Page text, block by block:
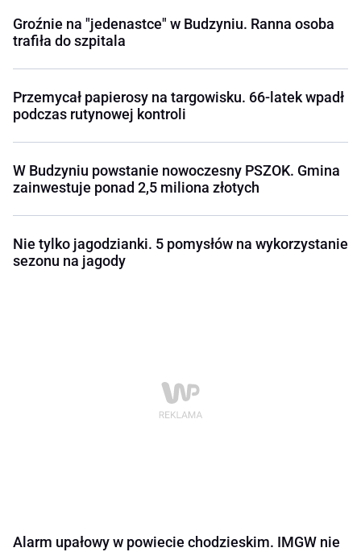
Groźnie na "jedenastce" w Budzyniu. Ranna osoba
trafiła do szpitala
Przemycał papierosy na targowisku. 66-latek wpadł
podczas rutynowej kontroli
W Budzyniu powstanie nowoczesny PSZOK. Gmina
zainwestuje ponad 2,5 miliona złotych
Nie tylko jagodzianki. 5 pomysłów na wykorzystanie
sezonu na jagody
Alarm upałowy w powiecie chodzieskim. IMGW nie